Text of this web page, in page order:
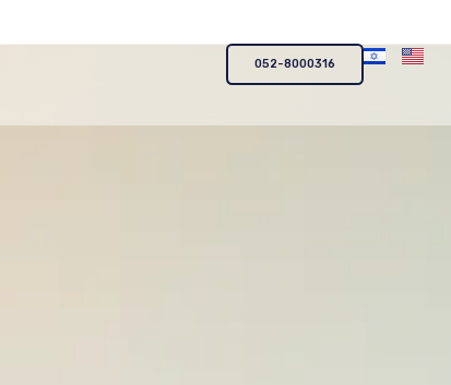
052-8000316